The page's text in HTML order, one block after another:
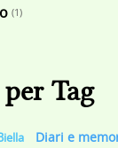
(1)
Tag
Diari e